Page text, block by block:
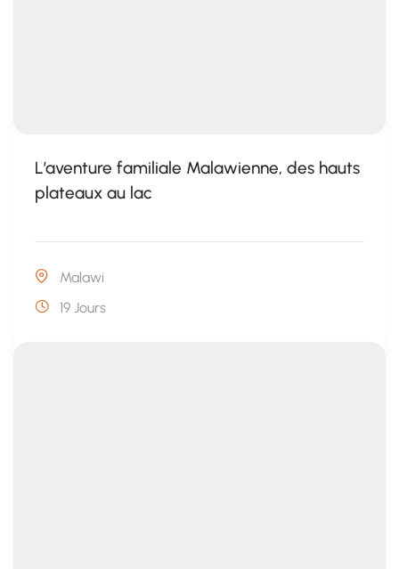
L’aventure familiale Malawienne, des hauts
plateaux au lac
Malawi
19 Jours